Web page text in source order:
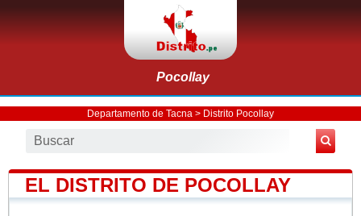
Pocollay
Departamento de Tacna > Distrito Pocollay
EL DISTRITO DE POCOLLAY